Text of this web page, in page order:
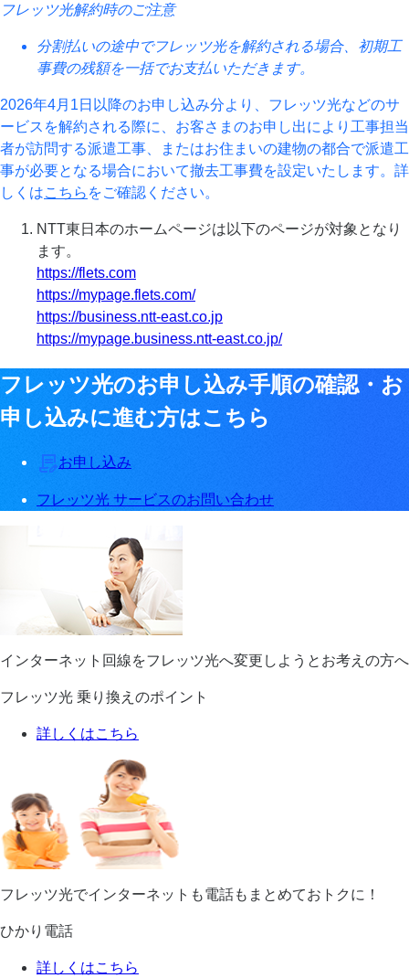
フレッツ光解約時のご注意
分割払いの途中でフレッツ光を解約される場合、初期工
事費の残額を一括でお支払いただきます。
2026年4月1日以降のお申し込み分より、フレッツ光などのサ
ービスを解約される際に、お客さまのお申し出により工事担当
者が訪問する派遣工事、またはお住まいの建物の都合で派遣工
事が必要となる場合において撤去工事費を設定いたします。詳
しくはこちら をご確認ください。
NTT東日本のホームページは以下のページが対象となり
ます。
https://flets.com
https://mypage.flets.com/
https://business.ntt-east.co.jp
https://mypage.business.ntt-east.co.jp/
フレッツ光のお申し込み手順の確認・お
申し込みに進む方はこちら
お申し込み
フレッツ光 サービスのお問い合わせ
インターネット回線をフレッツ光へ変更しようとお考えの方へ
フレッツ光 乗り換えのポイント
詳しくはこちら
フレッツ光でインターネットも電話もまとめておトクに！
ひかり電話
詳しくはこちら